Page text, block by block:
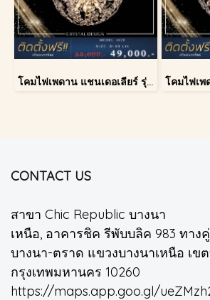
โคมไฟเพดาน แชนเดอเลียร์ รุ่น A028-D60
CONTACT US
สาขา Chic Republic บางนา
เหนือ, อาคารชิค รีพับบลิค 983 ทา
บางนา-ตราด แขวงบางนาเหนือ เข
กรุงเทพมหานคร 10260
https://maps.app.goo.gl/